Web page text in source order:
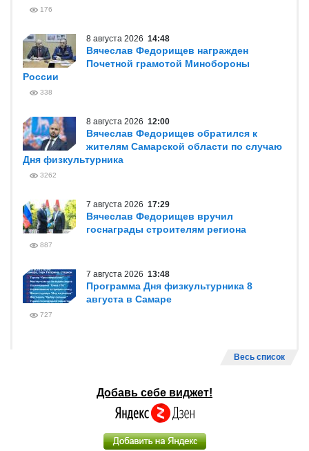
176
8 августа 2026 14:48
Вячеслав Федорищев награжден
Почетной грамотой Минобороны
России
338
8 августа 2026 12:00
Вячеслав Федорищев обратился к
жителям Самарской области по случаю
Дня физкультурника
3262
7 августа 2026 17:29
Вячеслав Федорищев вручил
госнаграды строителям региона
887
7 августа 2026 13:48
Программа Дня физкультурника 8
августа в Самаре
727
Весь список
Добавь себе виджет!